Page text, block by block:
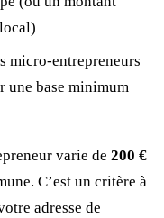
micro-entrepreneurs
une base minimum
varie de 200 €
C’est un critère à
adresse de